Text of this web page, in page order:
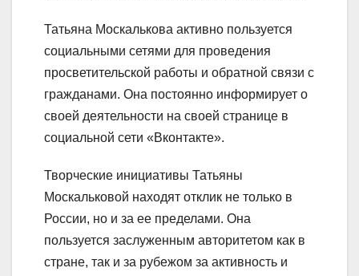
Татьяна Москалькова активно пользуется
социальными сетями для проведения
просветительской работы и обратной связи с
гражданами. Она постоянно информирует о
своей деятельности на своей странице в
социальной сети «Вконтакте».
Творческие инициативы Татьяны
Москальковой находят отклик не только в
России, но и за ее пределами. Она
пользуется заслуженным авторитетом как в
стране, так и за рубежом за активность и